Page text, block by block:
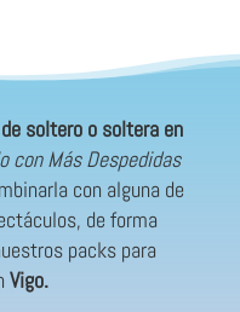
soltero o soltera en
con Más Despedidas
con alguna de
de forma
packs para
Vigo.